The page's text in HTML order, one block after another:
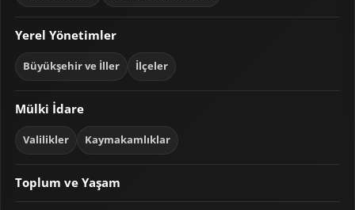
Yerel Yönetimler
Büyükşehir ve İller İlçeler
Mülki İdare
Valilikler Kaymakamlıklar
Toplum ve Yaşam